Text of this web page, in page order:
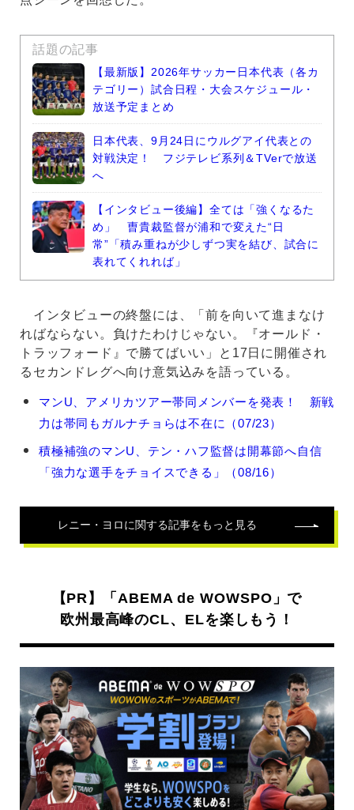
話題の記事
【最新版】2026年サッカー日本代表（各カ
テゴリー）試合日程・大会スケジュール・
放送予定まとめ
日本代表、9月24日にウルグアイ代表との
対戦決定！ フジテレビ系列＆TVerで放送
へ
【インタビュー後編】全ては「強くなるた
め」 曺貴裁監督が浦和で変えた“日
常”「積み重ねが少しずつ実を結び、試合に
表れてくれれば」
インタビューの終盤には、「前を向いて進まなけ
ればならない。負けたわけじゃない。『オールド・
トラッフォード』で勝てばいい」と17日に開催され
るセカンドレグへ向け意気込みを語っている。
レ
ー・
ヨ
連
事
マンU、アメリカツアー帯同メンバーを発表！ 新戦
力は帯同もガルナチョらは不在に（07/23）
積極補強のマンU、テン・ハフ監督は開幕節へ自信
「強力な選手をチョイスできる」（08/16）
レニー・ヨロに関する記事をもっと見る
【PR】「ABEMA de WOWSPO」で
欧州最高峰のCL、ELを楽しもう！